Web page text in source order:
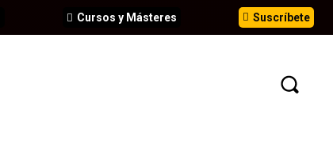
Suscríbete
Cursos y Másteres